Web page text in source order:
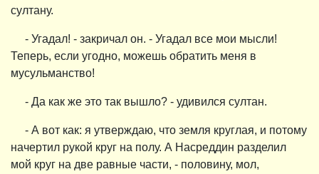
султану.
- Угадал! - закричал он. - Угадал все мои мысли!
Теперь, если угодно, можешь обратить меня в
мусульманство!
- Да как же это так вышло? - удивился султан.
- А вот как: я утверждаю, что земля круглая, и потому
начертил рукой круг на полу. А Насреддин разделил
мой круг на две равные части, - половину, мол,